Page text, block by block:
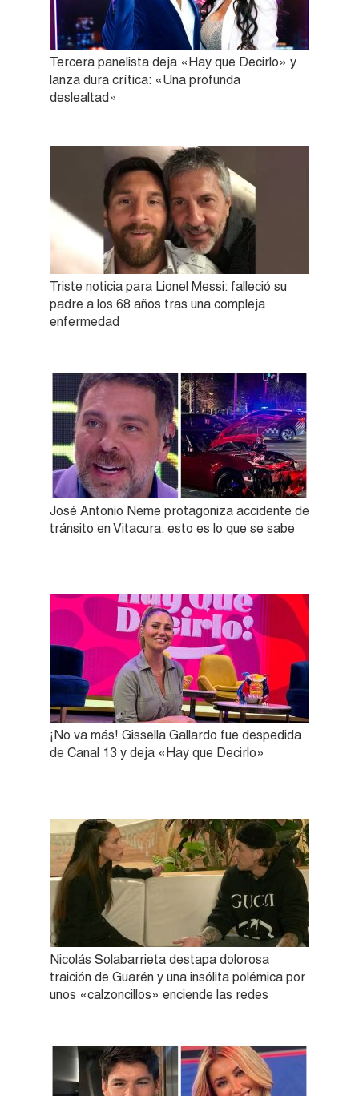
Tercera panelista deja «Hay que Decirlo» y
lanza dura crítica: «Una profunda
deslealtad»
Triste noticia para Lionel Messi: falleció su
padre a los 68 años tras una compleja
enfermedad
José Antonio Neme protagoniza accidente de
tránsito en Vitacura: esto es lo que se sabe
¡No va más! Gissella Gallardo fue despedida
de Canal 13 y deja «Hay que Decirlo»
Nicolás Solabarrieta destapa dolorosa
traición de Guarén y una insólita polémica por
unos «calzoncillos» enciende las redes